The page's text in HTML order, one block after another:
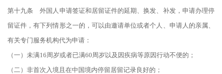
第十九条 外国人申请签证和居留证件的延期、换发、补发，申请办理停
留证件，有下列情形之一的，可以由邀请单位或者个人、申请人的亲属、
有关专门服务机构代为申请：
（一）未满16周岁或者已满60周岁以及因疾病等原因行动不便的；
（二）非首次入境且在中国境内停留居留记录良好的；